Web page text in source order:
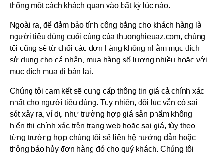
thống một cách khách quan vào bất kỳ lúc nào.
Ngoài ra, để đảm bảo tính công bằng cho khách hàng là
người tiêu dùng cuối cùng của thuonghieuaz.com, chúng
tôi cũng sẽ từ chối các đơn hàng không nhằm mục đích
sử dụng cho cá nhân, mua hàng số lượng nhiều hoặc với
mục đích mua đi bán lại.
Chúng tôi cam kết sẽ cung cấp thông tin giá cả chính xác
nhất cho người tiêu dùng. Tuy nhiên, đôi lúc vẫn có sai
sót xảy ra, ví dụ như trường hợp giá sản phẩm không
hiển thị chính xác trên trang web hoặc sai giá, tùy theo
từng trường hợp chúng tôi sẽ liên hệ hướng dẫn hoặc
thông báo hủy đơn hàng đó cho quý khách. Chúng tôi